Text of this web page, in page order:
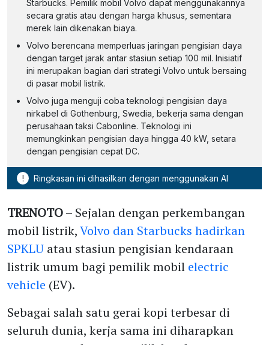
Starbucks. Pemilik mobil Volvo dapat menggunakannya
secara gratis atau dengan harga khusus, sementara
merek lain dikenakan biaya.
Volvo berencana memperluas jaringan pengisian daya
dengan target jarak antar stasiun setiap 100 mil. Inisiatif
ini merupakan bagian dari strategi Volvo untuk bersaing
di pasar mobil listrik.
Volvo juga menguji coba teknologi pengisian daya
nirkabel di Gothenburg, Swedia, bekerja sama dengan
perusahaan taksi Cabonline. Teknologi ini
memungkinkan pengisian daya hingga 40 kW, setara
dengan pengisian cepat DC.
! Ringkasan ini dihasilkan dengan menggunakan AI
TRENOTO– Sejalan dengan perkembangan
mobil listrik,Volvo dan Starbucks hadirkan
SPKLU atau stasiun pengisian kendaraan
listrik umum bagi pemilik mobil electric
vehicle (EV).
Sebagai salah satu gerai kopi terbesar di
seluruh dunia, kerja sama ini diharapkan